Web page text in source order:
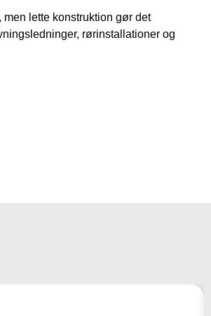
lette konstruktion gør det
rørinstallationer og